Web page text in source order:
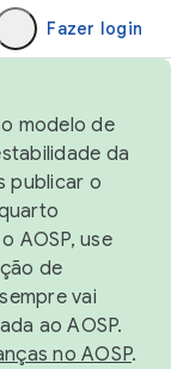
Fazer login
modelo de
da
publicar o
AOSP, use
de
sempre vai
ao AOSP.
no AOSP.